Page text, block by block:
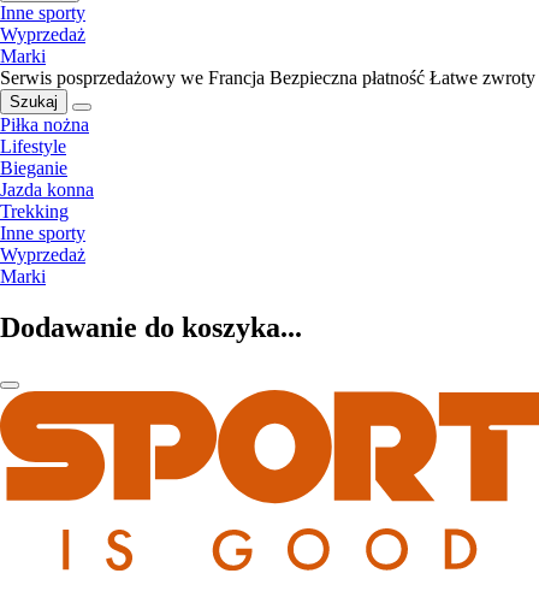
Inne sporty
Wyprzedaż
Marki
Serwis posprzedażowy we Francja Bezpieczna płatność Łatwe zwroty
Szukaj
Piłka nożna
Lifestyle
Bieganie
Jazda konna
Trekking
Inne sporty
Wyprzedaż
Marki
Dodawanie do koszyka...